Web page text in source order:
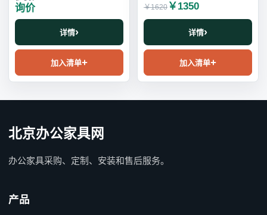
询价
详情
加入清单
￥1620 ￥1350
详情
加入清单
北京办公家具网
办公家具采购、定制、安装和售后服务。
产品